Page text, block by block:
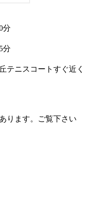
分
分
テニスコートすぐ近く
ります。ご覧下さい